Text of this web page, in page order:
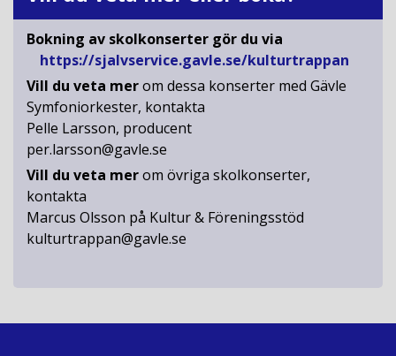
Bokning av skolkonserter gör du via
https://sjalvservice.gavle.se/kulturtrappan
Vill du veta merom dessa konserter med Gävle
Symfoniorkester, kontakta
Pelle Larsson, producent
per.larsson@gavle.se
Vill du veta merom övriga skolkonserter,
kontakta
Marcus Olsson på Kultur & Föreningsstöd
kulturtrappan@gavle.se